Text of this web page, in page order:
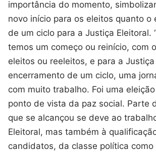
importância do momento,
novo início para os eleitos quanto o
de um ciclo para a Justiça Eleitoral.
temos um começo ou reinício, com
eleitos ou reeleitos, e para a
encerramento de um ciclo, uma
com muito trabalho. Foi uma
ponto de vista da paz social. Parte
que se alcançou se deve ao
Eleitoral, mas também à
candidatos, da classe política como